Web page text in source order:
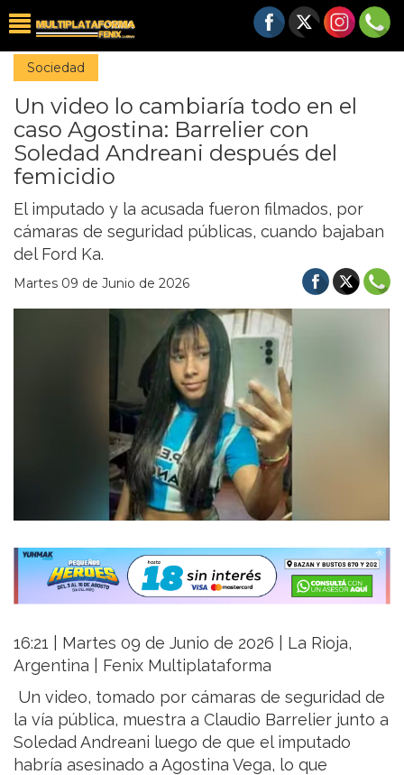
Sociedad
Un video lo cambiaría todo en el
caso Agostina: Barrelier con
Soledad Andreani después del
femicidio
El imputado y la acusada fueron filmados, por
cámaras de seguridad públicas, cuando bajaban
del Ford Ka.
Martes 09 de Junio de 2026
16:21 | Martes 09 de Junio de 2026 | La Rioja,
Argentina | Fenix Multiplataforma
Un video, tomado por cámaras de seguridad de
la vía pública, muestra a Claudio Barrelier junto a
Soledad Andreani luego de que el imputado
habría asesinado a Agostina Vega, lo que